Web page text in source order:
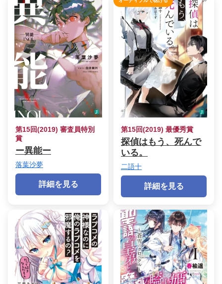
第15回(2019) 審査員特別
賞
ー異能ー
落葉沙夢
詳細を見る
第15回(2019) 最優秀賞
探偵はもう、死んで
いる。
二語十
詳細を見る